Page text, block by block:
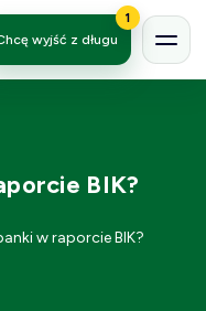
wyjść z długu
1
BIK?
w raporcie BIK?